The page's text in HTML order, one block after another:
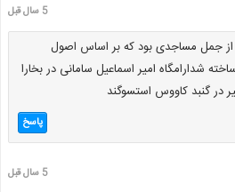
5 سال قبل
جمل مساجدی بود که بر اساس اصول
شدارامگاه امیر اسماعیل سامانی در بخارا
در گنبد کاووس استسوگند
پاسخ
5 سال قبل